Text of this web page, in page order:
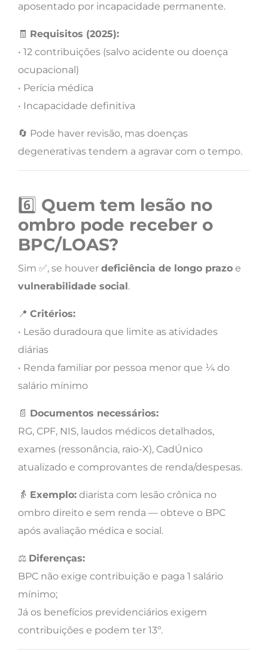
aposentado por incapacidade permanente.
🧾 Requisitos (2025):
• 12 contribuições (salvo acidente ou doença
ocupacional)
• Perícia médica
• Incapacidade definitiva
🔄 Pode haver revisão, mas doenças
degenerativas tendem a agravar com o tempo.
6️⃣ Quem tem lesão no
ombro pode receber o
BPC/LOAS?
Sim ✅, se houver deficiência de longo prazo e
vulnerabilidade social.
📍 Critérios:
• Lesão duradoura que limite as atividades
diárias
• Renda familiar por pessoa menor que ¼ do
salário mínimo
📄 Documentos necessários:
RG, CPF, NIS, laudos médicos detalhados,
exames (ressonância, raio-X), CadÚnico
atualizado e comprovantes de renda/despesas.
👵 Exemplo: diarista com lesão crônica no
ombro direito e sem renda — obteve o BPC
após avaliação médica e social.
⚖️ Diferenças:
BPC não exige contribuição e paga 1 salário
mínimo;
Já os benefícios previdenciários exigem
contribuições e podem ter 13º.